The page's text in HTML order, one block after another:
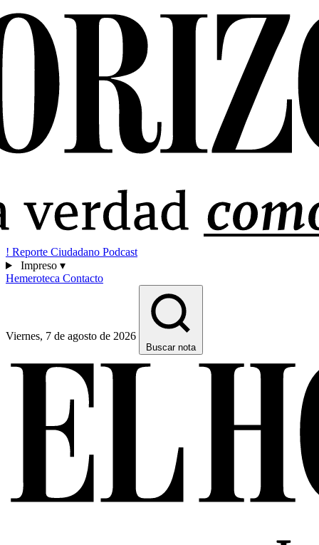
! Reporte Ciudadano Podcast
Impreso ▾
Hemeroteca Contacto
Viernes, 7 de agosto de 2026
Buscar nota